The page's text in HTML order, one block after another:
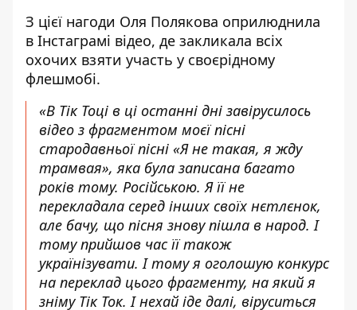
З цієї нагоди Оля Полякова оприлюднила
в Інстаграмі відео, де закликала всіх
охочих взяти участь у своєрідному
флешмобі.
«В Тік Тоці в ці останні дні завірусилось
відео з фрагментом моєї пісні
стародавньої пісні «Я не такая, я жду
трамвая», яка була записана багато
років тому. Російською. Я її не
перекладала серед інших своїх нєтлєнок,
але бачу, що пісня знову пішла в народ. І
тому прийшов час її також
українізувати. І тому я оголошую конкурс
на переклад цього фрагменту, на який я
зніму Тік Ток. І нехай іде далі, віруситься